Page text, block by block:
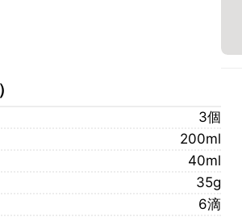
）
3個
200ml
40ml
35g
6滴